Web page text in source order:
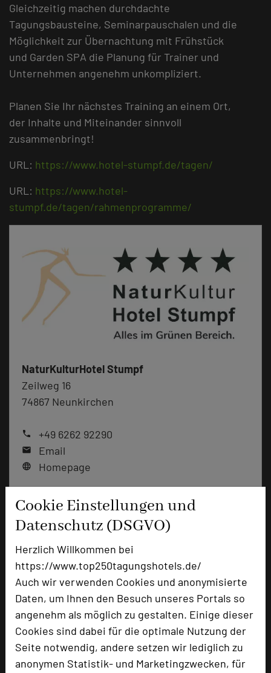
Cookie Einstellungen und
Datenschutz (DSGVO)
Herzlich Willkommen bei
https://www.top250tagungshotels.de/
Auch wir verwenden Cookies und anonymisierte
Daten, um Ihnen den Besuch unseres Portals so
angenehm als möglich zu gestalten. Einige dieser
Cookies sind dabei für die optimale Nutzung der
Seite notwendig, andere setzen wir lediglich zu
anonymen Statistik- und Marketingzwecken, für
Gleichzeitig machen durchdachte
Tagungsbausteine, Seminarpauschalen und die
Möglichkeit zur Übernachtung mit Frühstück
und Garden SPA die Planung für Trainer und
Unternehmen angenehm unkompliziert.
Planen Sie Ihr nächstes Training an einem Ort,
der Inhalte und Miteinander sinnvoll
zusammenbringt!
URL: https://www.hotel-stumpf.de/tagen/
URL: https://www.hotel-
stumpf.de/tagen/rahmenprogramme/
NaturKulturHotel Stumpf
Zeilweg 16
74867 Neunkirchen
phone +49 6262 92290
mail Email
language Homepage
zur Tagungsanfrage hinzufügen
Bewertung
Tagungsplaner
Tagungsleiter
Tagungsteilnehmer